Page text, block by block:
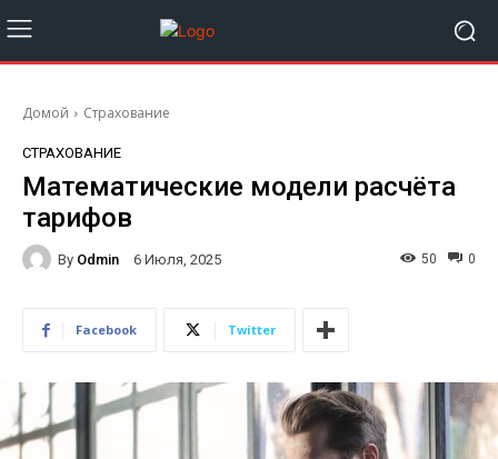
Домой Страхование
СТРАХОВАНИЕ
Математические модели расчёта
тарифов
By Odmin 6 Июля, 2025 0
50
Facebook Twitter